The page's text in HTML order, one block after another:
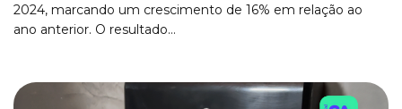
2024, marcando um crescimento de 16% em relação ao
ano anterior. O resultado…